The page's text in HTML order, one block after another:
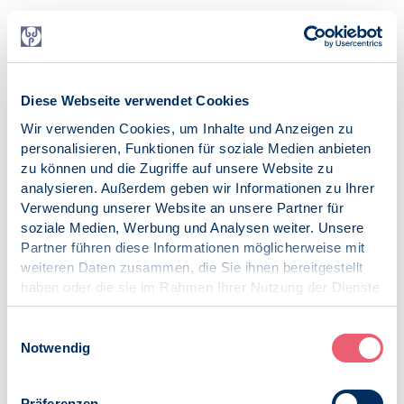
Diese Webseite verwendet Cookies
Wir verwenden Cookies, um Inhalte und Anzeigen zu
personalisieren, Funktionen für soziale Medien anbieten
zu können und die Zugriffe auf unsere Website zu
analysieren. Außerdem geben wir Informationen zu Ihrer
Verwendung unserer Website an unsere Partner für
soziale Medien, Werbung und Analysen weiter. Unsere
Partner führen diese Informationen möglicherweise mit
weiteren Daten zusammen, die Sie ihnen bereitgestellt
haben oder die sie im Rahmen Ihrer Nutzung der Dienste
gesammelt haben.
Notwendig
Ermächtigung zur vertragspsychotherapeutischen Versorgung
Bereits in der Flüchtlingswelle 2015 stiegt der
Geflüchteten stark an. Eine Lösung der kurzfristigen
Deckung von Versorgungslücken schien die temporäre
Ermächtigung von Kolleginnen und Kollegen zu sein. D ie
Bundespsychothera­peutenkammer informierte
umfassend über das Prozedere. Ein Antrag auf
Ermächtigung bei der zuständigen Kassenärztlichen
Vereinigung hat gute Erfolgsaussichten, insbesondere
dann, wenn auch noch entsprechende Sprachkenntnisse
bei der beantragenden Therapeutin/dem beantragenden
Therapeuten vorhanden sind. Allerdings bedeutet ein
bestimmter Gruppen oder die Abrechnung bestimmter
Ziffern beschränkt ist.
Beantragung von Sonderbedarfszulassungen